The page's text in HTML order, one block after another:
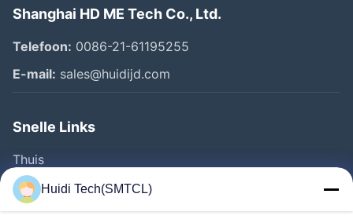
Shanghai HD ME Tech Co., Ltd.
Telefoon: 0086-21-61195255
E-mail: sales@huidijd.com
Snelle Links
Thuis
Producten
Videos
Huidi Tech(SMTCL)